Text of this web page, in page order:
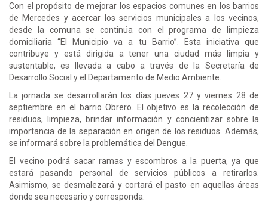
Con el propósito de mejorar los espacios comunes en los barrios
de Mercedes y acercar los servicios municipales a los vecinos,
desde la comuna se continúa con el programa de limpieza
domiciliaria “El Municipio va a tu Barrio”. Esta iniciativa que
contribuye y está dirigida a tener una ciudad más limpia y
sustentable, es llevada a cabo a través de la Secretaría de
Desarrollo Social y el Departamento de Medio Ambiente.
La jornada se desarrollarán los días jueves 27 y viernes 28 de
septiembre en el barrio Obrero. El objetivo es la recolección de
residuos, limpieza, brindar información y concientizar sobre la
importancia de la separación en origen de los residuos. Además,
se informará sobre la problemática del Dengue.
El vecino podrá sacar ramas y escombros a la puerta, ya que
estará pasando personal de servicios públicos a retirarlos.
Asimismo, se desmalezará y cortará el pasto en aquellas áreas
donde sea necesario y corresponda.